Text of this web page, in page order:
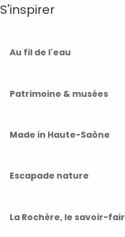
S'inspirer
Au fil de l'eau
Patrimoine & musées
Made in Haute-Saône
Escapade nature
La Rochère, le savoir-
définis
99